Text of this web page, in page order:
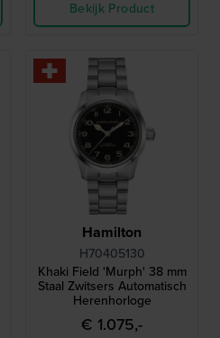
Bekijk Product
Hamilton
H70405130
Khaki Field 'Murph' 38 mm
Staal Zwitsers Automatisch
Herenhorloge
€ 1.075,-